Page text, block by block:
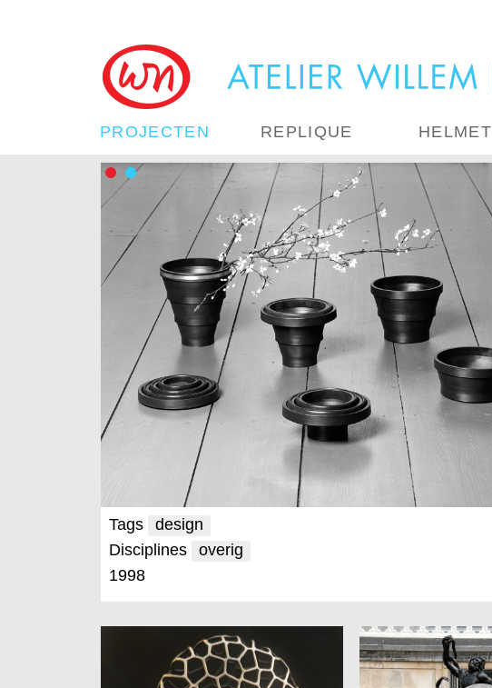
PROJECTEN REPLIQUE HELMET
Tags
design
Disciplines
overig
1998